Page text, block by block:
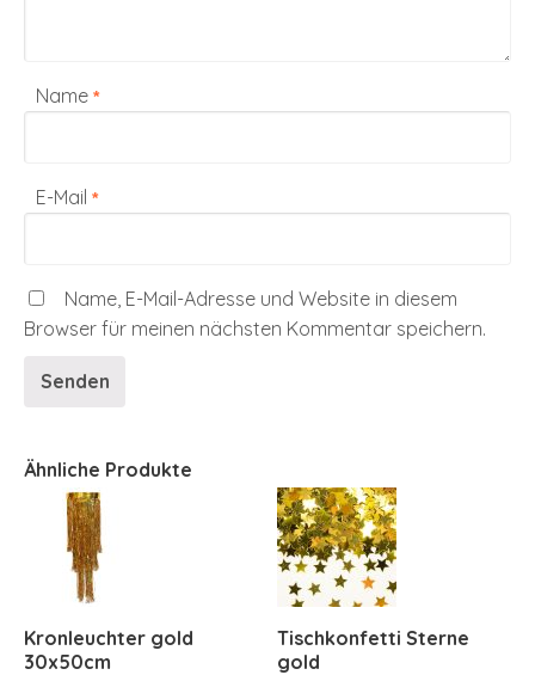
Name *
E-Mail *
Name, E-Mail-Adresse und Website in diesem
Browser für meinen nächsten Kommentar speichern.
Ähnliche Produkte
Kronleuchter gold
30x50cm
Tischkonfetti Sterne
gold